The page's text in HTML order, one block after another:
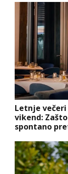
Letnje večeri
vikend:
spontano